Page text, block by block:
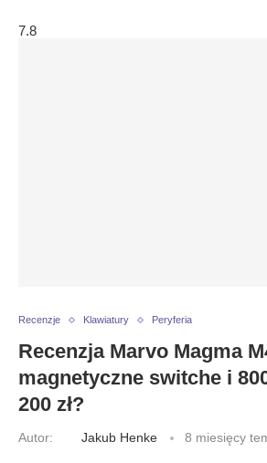
7.8
Recenzje Klawiatury Peryferia
Recenzja Marvo Magma
magnetyczne switche i
200 zł?
Autor: Jakub Henke 8 miesięcy